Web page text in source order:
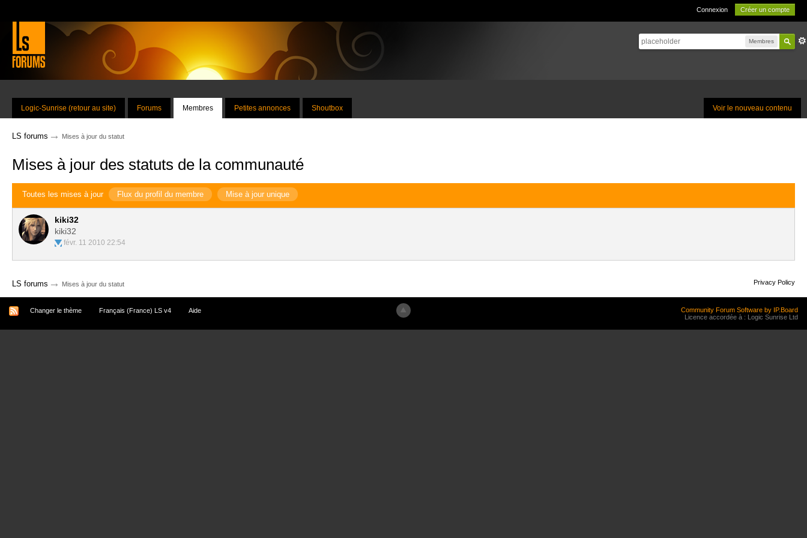
Connexion Créer un compte
Membres
Voir le nouveau contenu
Logic-Sunrise (retour au site) Forums Membres Petites annonces Shoutbox
LS forums → Mises à jour du statut
Mises à jour des statuts de la communauté
Toutes les mises à jour Flux du profil du membre Mise à jour unique
kiki32
kiki32
févr. 11 2010 22:54
LS forums → Mises à jour du statut Privacy Policy
Changer le thème Français (France) LS v4 Aide
Community Forum Software by IP.Board
Licence accordée à : Logic Sunrise Ltd